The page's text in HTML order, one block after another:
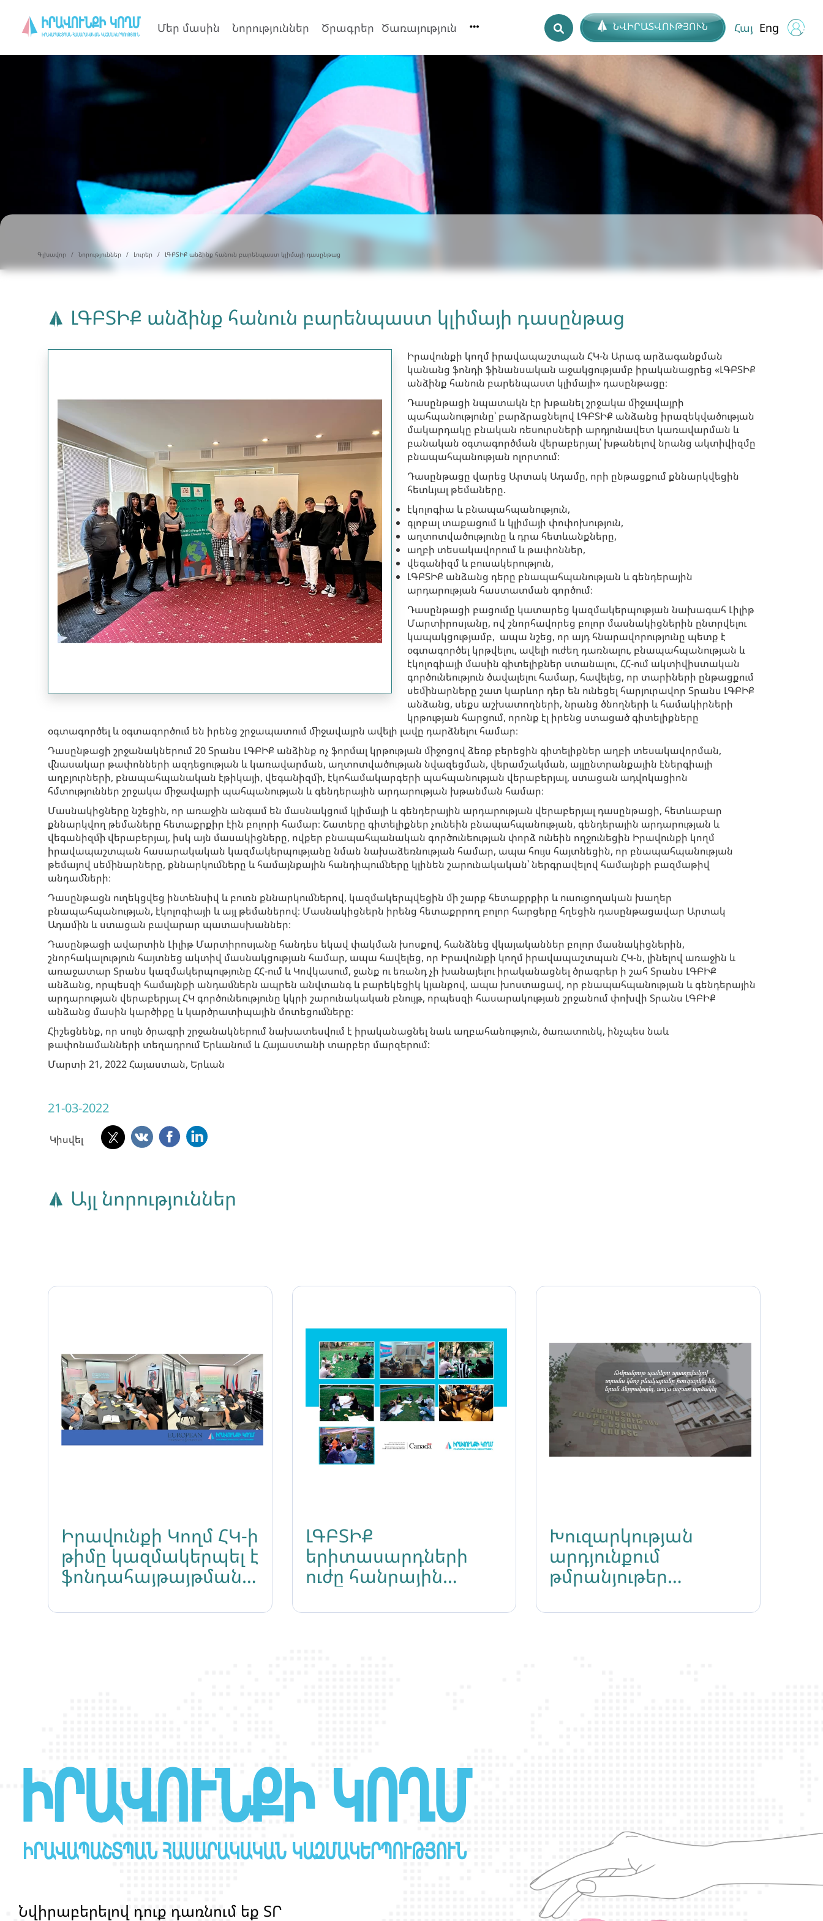
Մեր մասին Նորություններ Ծրագրեր Ծառայություն ՆՎԻՐԱՏՎՈՒԹՅՈՒՆ Հայ Eng
Գլխավոր Նորություններ Լուրեր ԼԳԲՏԻՔ անձինք հանուն բարենպաստ կլիմայի դասընթաց
ԼԳԲՏԻՔ անձինք հանուն բարենպաստ կլիմայի դասընթաց
Իրավունքի կողմ իրավապաշտպան ՀԿ-ն Արագ արձագանքման
կանանց ֆոնդի ֆինանսական աջակցությամբ իրականացրեց «ԼԳԲՏԻՔ
անձինք հանուն բարենպաստ կլիմայի» դասընթացը։
Դասընթացի նպատակն էր խթանել շրջակա միջավայրի
պահպանությունը՝ բարձրացնելով ԼԳԲՏԻՔ անձանց իրազեկվածության
մակարդակը բնական ռեսուրսների արդյունավետ կառավարման և
բանական օգտագործման վերաբերյալ՝ խթանելով նրանց ակտիվիզմը
բնապահպանության ոլորտում։
Դասընթացը վարեց Արտակ Ադամը, որի ընթացքում քննարկվեցին
հետևյալ թեմաները.
էկոլոգիա և բնապահպանություն,
գլոբալ տաքացում և կլիմայի փոփոխություն,
աղտոտվածությունը և դրա հետևանքները,
աղբի տեսակավորում և թափոններ,
վեգանիզմ և բուսակերություն,
ԼԳԲՏԻՔ անձանց դերը բնապահպանության և գենդերային
արդարության հաստատման գործում։
Դասընթացի բացումը կատարեց կազմակերպության նախագահ Լիլիթ
Մարտիրոսյանը, ով շնորհավորեց բոլոր մասնակիցներին ընտրվելու
կապակցությամբ, ապա նշեց, որ այդ հնարավորությունը պետք է
օգտագործել կրթվելու, ավելի ուժեղ դառնալու, բնապահպանության և
էկոլոգիայի մասին գիտելիքներ ստանալու, ՀՀ-ում ակտիվիստական
գործունեություն ծավալելու համար, հավելեց, որ տարիների ընթացքում
սեմինարները շատ կարևոր դեր են ունեցել հարյուրավոր Տրանս ԼԳԲԻՔ
անձանց, սեքս աշխատողների, նրանց ծնողների և համակիրների
կրթության հարցում, որոնք էլ իրենց ստացած գիտելիքները
օգտագործել և օգտագործում են իրենց շրջապատում միջավայրն ավելի լավը դարձնելու համար։
Դասընթացի շրջանակներում 20 Տրանս ԼԳԲԻՔ անձինք ոչ ֆորմալ կրթության միջոցով ձեռք բերեցին գիտելիքներ աղբի տեսակավորման,
վնասակար թափոնների ազդեցության և կառավարման, աղտոտվածության նվազեցման, վերամշակման, այլընտրանքային էներգիայի
աղբյուրների, բնապահպանական էթիկայի, վեգանիզմի, էկոհամակարգերի պահպանության վերաբերյալ, ստացան ադվոկացիոն
հմտություններ շրջակա միջավայրի պահպանության և գենդերային արդարության խթանման համար։
Մասնակիցները նշեցին, որ առաջին անգամ են մասնակցում կլիմայի և գենդերային արդարության վերաբերյալ դասընթացի, հետևաբար
քննարկվող թեմաները հետաքրքիր էին բոլորի համար։ Շատերը գիտելիքներ չունեին բնապահպանության, գենդերային արդարության և
վեգանիզմի վերաբերյալ, իսկ այն մասակիցները, ովքեր բնապահպանական գործունեության փորձ ունեին ողջունեցին Իրավունքի կողմ
իրավապաշտպան հասարակական կազմակերպությանը նման նախաձեռնության համար, ապա հույս հայտնեցին, որ բնապահպանության
թեմայով սեմինարները, քննարկումները և համայնքային հանդիպումները կլինեն շարունակական՝ ներգրավելով համայնքի բազմաթիվ
անդամների։
Դասընթացն ուղեկցվեց ինտենսիվ և բուռն քննարկումներով, կազմակերպվեցին մի շարք հետաքրքիր և ուսուցողական խաղեր
բնապահպանության, էկոլոգիայի և այլ թեմաներով։ Մասնակիցներն իրենց հետաքրրող բոլոր հարցերը հղեցին դասընթացավար Արտակ
Ադամին և ստացան բավարար պատասխաններ։
Դասընթացի ավարտին Լիլիթ Մարտիրոսյանը հանդես եկավ փակման խոսքով, հանձնեց վկայականներ բոլոր մասնակիցներին,
շնորհակալություն հայտնեց ակտիվ մասնակցության համար, ապա հավելեց, որ Իրավունքի կողմ իրավապաշտպան ՀԿ-ն, լինելով առաջին և
առաջատար Տրանս կազմակերպությունը ՀՀ-ում և Կովկասում, ջանք ու եռանդ չի խանայելու իրականացնել ծրագրեր ի շահ Տրանս ԼԳԲԻՔ
անձանց, որպեսզի համայնքի անդամներն ապրեն անվտանգ և բարեկեցիկ կյանքով, ապա խոստացավ, որ բնապահպանության և գենդերային
արդարության վերաբերյալ ՀԿ գործունեությունը կկրի շարունակական բնույթ, որպեսզի հասարակության շրջանում փոխվի Տրանս ԼԳԲԻՔ
անձանց մասին կարծիքը և կարծրատիպային մոտեցումները։
Հիշեցնենք, որ սույն ծրագրի շրջանակներում նախատեսվում է իրականացնել նաև աղբահանություն, ծառատունկ, ինչպես նաև
թափոնամանների տեղադրում Երևանում և Հայաստանի տարբեր մարզերում:
Մարտի 21, 2022 Հայաստան, Երևան
21-03-2022
Կիսվել
Այլ նորություններ
Իրավունքի Կողմ ՀԿ-ի
թիմը կազմակերպել է
ֆոնդահայթայթման
ուժեղացվելու
ԼԳԲՏԻՔ
երիտասարդների
ուժը հանրային
Խուզարկության
արդյունքում
թմրանյութեր
տրանս կնոջը
Նվիրաբերելով դոք դառնոմ եք ՏՐ